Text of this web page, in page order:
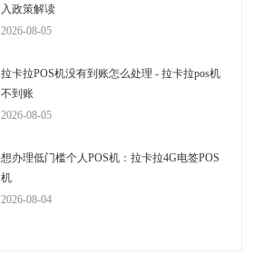
入政策解读
2026-08-05
拉卡拉POS机没有到账怎么处理 - 拉卡拉pos机
不到账
2026-08-05
想办理低门槛个人POS机：拉卡拉4G电签POS
机
2026-08-04